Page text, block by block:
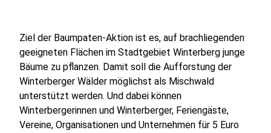
Ziel der Baumpaten-Aktion ist es, auf brachliegenden
geeigneten Flächen im Stadtgebiet Winterberg junge
Bäume zu pflanzen. Damit soll die Aufforstung der
Winterberger Wälder möglichst als Mischwald
unterstützt werden. Und dabei können
Winterbergerinnen und Winterberger, Feriengäste,
Vereine, Organisationen und Unternehmen für 5 Euro